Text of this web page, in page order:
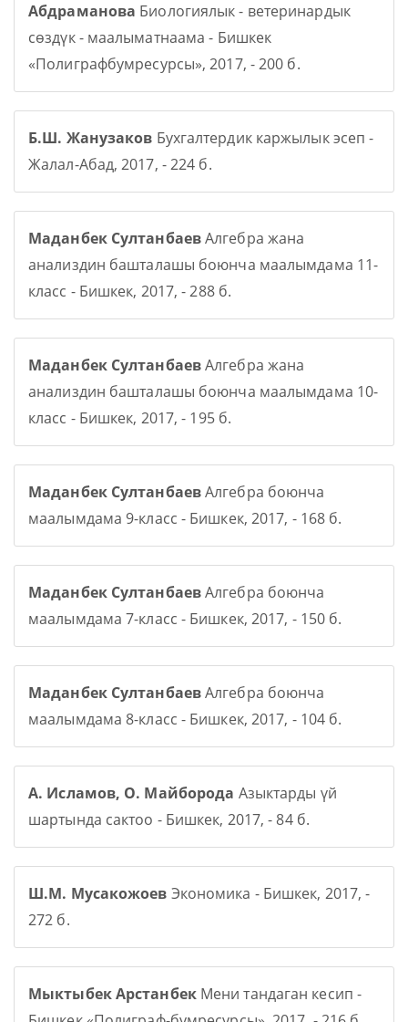
Абдраманова Биологиялык - ветеринардык
сөздүк - маалыматнаама - Бишкек
«Полиграфбумресурсы», 2017, - 200 б.
Б.Ш. Жанузаков Бухгалтердик каржылык эсеп -
Жалал-Абад, 2017, - 224 б.
Маданбек СултанбаевАлгебра жана
анализдин башталашы боюнча маалымдама 11-
класс - Бишкек, 2017, - 288 б.
Маданбек СултанбаевАлгебра жана
анализдин башталашы боюнча маалымдама 10-
класс - Бишкек, 2017, - 195 б.
Маданбек СултанбаевАлгебра боюнча
маалымдама 9-класс - Бишкек, 2017, - 168 б.
Маданбек СултанбаевАлгебра боюнча
маалымдама 7-класс - Бишкек, 2017, - 150 б.
Маданбек СултанбаевАлгебра боюнча
маалымдама 8-класс - Бишкек, 2017, - 104 б.
А. Исламов, О. Майборода Азыктарды үй
шартында сактоо - Бишкек, 2017, - 84 б.
Ш.М. Мусакожоев Экономика - Бишкек, 2017, -
272 б.
Мыктыбек АрстанбекМени тандаган кесип -